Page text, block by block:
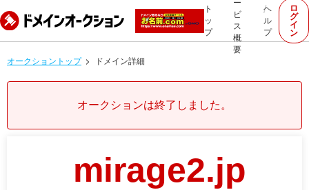
ト
ッ
プ
ー
ビ
ス
概
要
ヘ
ル
プ
ロ
グ
イ
ン
オークショントップ ドメイン詳細
オークションは終了しました。
mirage2.jp